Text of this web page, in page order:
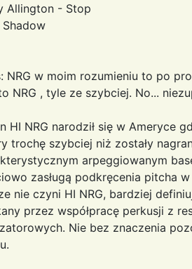
Allington - Stop
NRG w moim rozumieniu to po
NRG , tyle ze szybciej. No...
HI NRG narodził się w Ameryce
trochę szybciej niż zostały
arpeggiowanym
zasługą podkręcenia pitcha
nie czyni HI NRG, bardziej
przez współpracę perkusji z
Nie bez znaczenia